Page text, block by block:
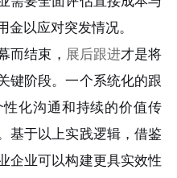
金以应对突发情况。
结束， 展后跟进才是将
键阶段。一个系统化的跟
化沟通和持续的价值传
基于以上实践逻辑，借鉴
企业可以构建更具实效性